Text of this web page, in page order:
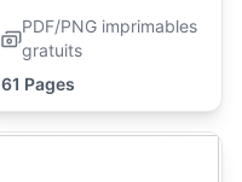
PDF/PNG imprimables
gratuits
61 Pages